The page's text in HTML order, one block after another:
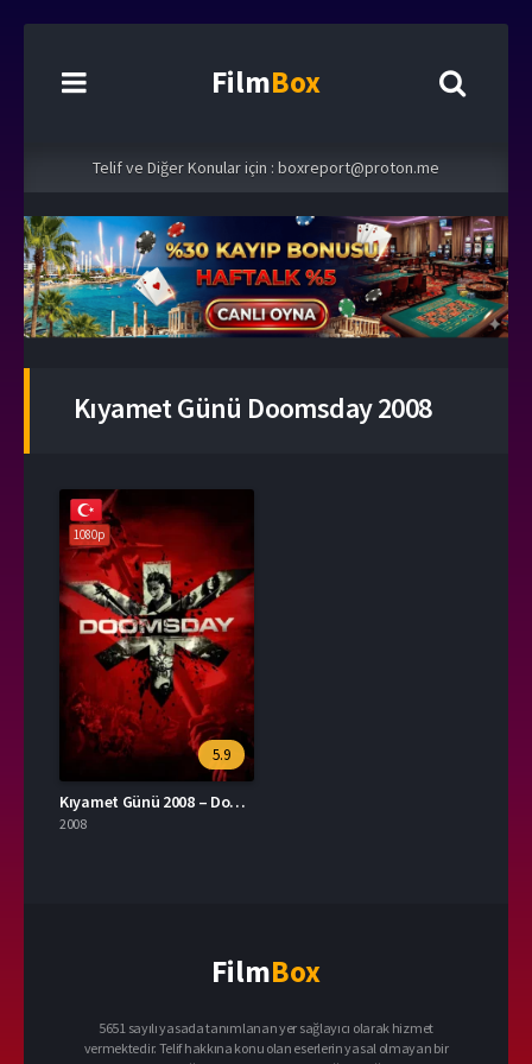
FilmBox
Telif ve Diğer Konular için : boxreport@proton.me
Kıyamet Günü Doomsday 2008
1080p
5.9
Kıyamet Günü 2008 – Doomsday 1080p Turkce Dublaj izle
2008
FilmBox
5651 sayılı yasada tanımlanan yer sağlayıcı olarak hizmet
vermektedir. Telif hakkına konu olan eserlerin yasal olmayan bir